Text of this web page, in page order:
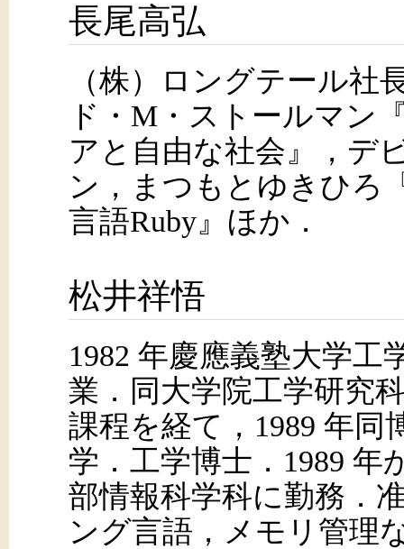
長尾高弘
（株）ロングテール社
ド・M・ストールマン
アと自由な社会』，デ
ン，まつもとゆきひろ
言語Ruby』ほか．
松井祥悟
1982 年慶應義塾大学工
業．同大学院工学研究
課程を経て，1989 年同
学．工学博士．1989 年
部情報科学科に勤務．
ング言語，メモリ管理